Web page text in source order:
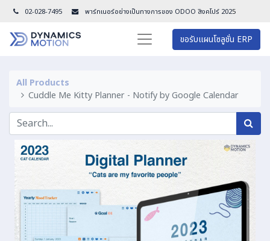
02-028-7495 พาร์ทเนอร์อย่างเป็นทางการของ ODOO สิงคโปร์ 2025
ขอรับแผนโซลูชั่น ERP
All Products
Cuddle Me Kitty Planner - Notify by Google Calendar